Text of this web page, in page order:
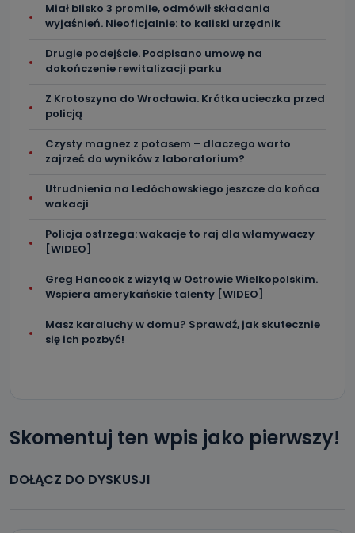
Miał blisko 3 promile, odmówił składania
wyjaśnień. Nieoficjalnie: to kaliski urzędnik
Drugie podejście. Podpisano umowę na
dokończenie rewitalizacji parku
Z Krotoszyna do Wrocławia. Krótka ucieczka przed
policją
Czysty magnez z potasem – dlaczego warto
zajrzeć do wyników z laboratorium?
Utrudnienia na Ledóchowskiego jeszcze do końca
wakacji
Policja ostrzega: wakacje to raj dla włamywaczy
[WIDEO]
Greg Hancock z wizytą w Ostrowie Wielkopolskim.
Wspiera amerykańskie talenty [WIDEO]
Masz karaluchy w domu? Sprawdź, jak skutecznie
się ich pozbyć!
Skomentuj ten wpis jako pierwszy!
DOŁĄCZ DO DYSKUSJI